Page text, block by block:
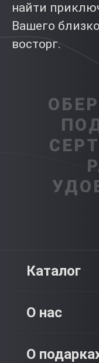
найти
Вашего
восторг.
Каталог
О нас
О